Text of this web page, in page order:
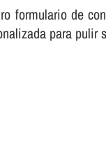
formulario de
para pulir